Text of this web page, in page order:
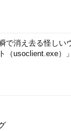
で消え去る怪しい
（usoclient.exe）